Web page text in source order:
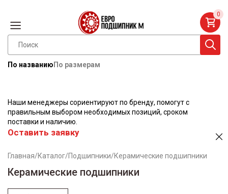
По названию По размерам
0
Наши менеджеры сориентируют по бренду, помогут с
правильным выбором необходимых позиций, сроком
поставки и наличию.
Оставить заявку
Главная/Каталог/Подшипники/Керамические подшипники
Керамические подшипники